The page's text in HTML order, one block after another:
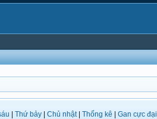
Thứ bảy Chủ nhật| Thống kê Gan cực đại